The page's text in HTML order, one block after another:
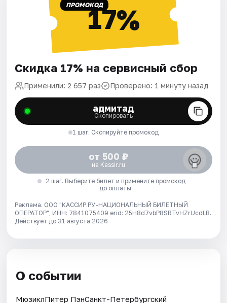
ПРОМОКОД17%
Скидка 17% на сервисный сбор
Применили: 2 657 раз Проверено: 1 минуту назад
адмитад
Скопировать
1 шаг. Скопируйте промокод
от 500 ₽
на Kassir.ru
2 шаг. Выберите билет и примените промокод
до оплаты
Реклама. ООО "КАССИР.РУ-НАЦИОНАЛЬНЫЙ БИЛЕТНЫЙ
ОПЕРАТОР", ИНН: 7841075409 erid: 25H8d7vbP8SRTvHZrUcdLB.
Действует до 31 августа 2026
О событии
МюзиклПитер ПэнСанкт-Петербургский